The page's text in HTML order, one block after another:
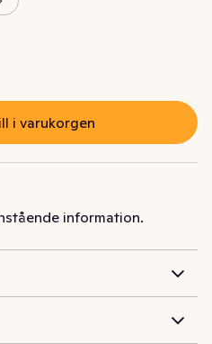
i varukorgen
information.